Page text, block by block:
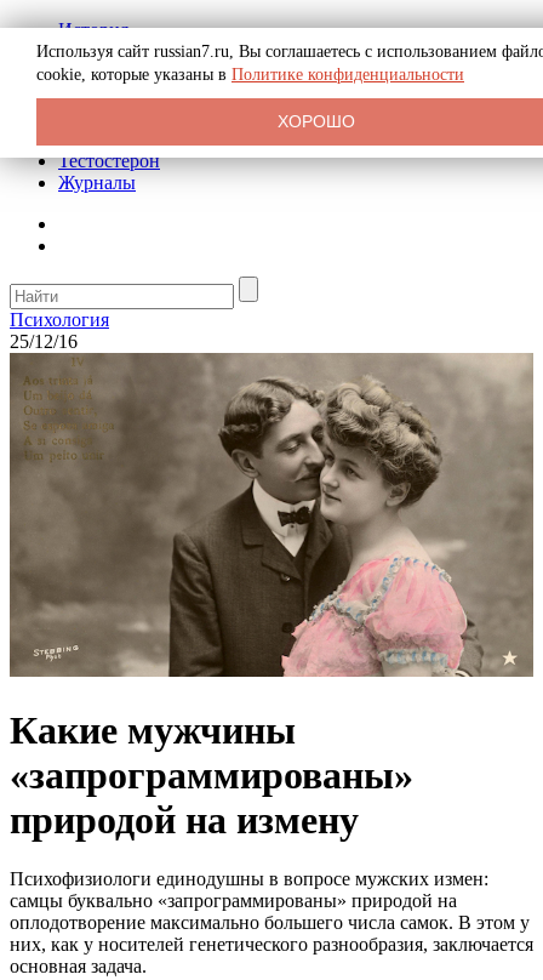
История
Биография
Криминал
Реклама на сайте
Тестостерон
Журналы
Психология
25/12/16
Какие мужчины
«запрограммированы»
природой на измену
Психофизиологи единодушны в вопросе мужских измен:
самцы буквально «запрограммированы» природой на
оплодотворение максимально большего числа самок. В этом у
них, как у носителей генетического разнообразия, заключается
основная задача.
Используя сайт russian7.ru, Вы соглашаетесь с использованием
cookie, которые указаны в Политике конфиденциальности
ХОРОШО